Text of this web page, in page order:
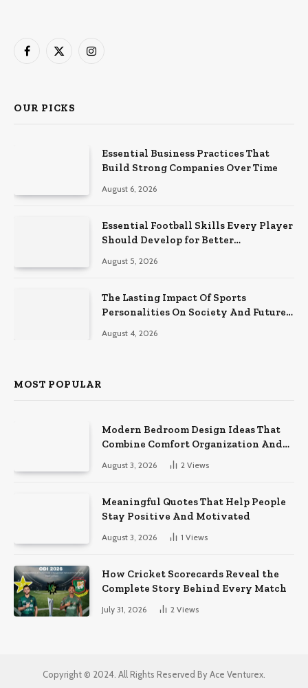
Facebook
X
Instagram
OUR PICKS
Essential Business Practices That
Build Strong Companies Over Time
August 6, 2026
Essential Football Skills Every Player
Should Develop for Better
August 5, 2026
The Lasting Impact Of Sports
Personalities On Society And Future
August 4, 2026
MOST POPULAR
Modern Bedroom Design Ideas That
Combine Comfort Organization And
Timeless Style
August 3, 2026 2 Views
Meaningful Quotes That Help People
Stay Positive And Motivated
August 3, 2026 1 Views
How Cricket Scorecards Reveal the
Complete Story Behind Every Match
July 31, 2026 2 Views
Copyright © 2024. All Rights Reserved By Ace Venturex.